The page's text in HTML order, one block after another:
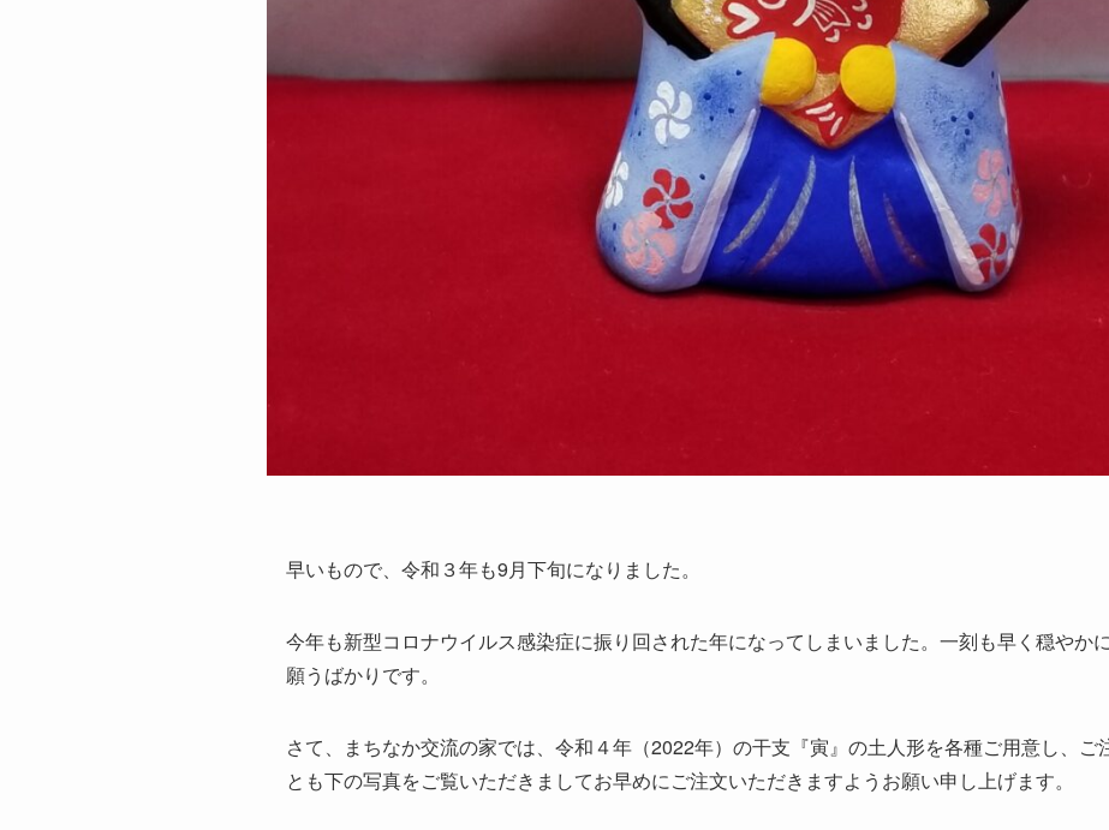
早いもので、令和３年も9月下旬になりました。
今年も新型コロナウイルス感染症に振り回された年になってしまいました。一刻も早く穏やか
願うばかりです。
さて、まちなか交流の家では、令和４年（2022年）の干支『寅』の土人形を各種ご用意し、ご
とも下の写真をご覧いただきましてお早めにご注文いただきますようお願い申し上げます。